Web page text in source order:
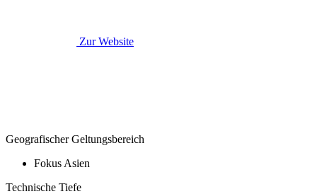
Zur Website
Geografischer Geltungsbereich
Fokus Asien
Technische Tiefe